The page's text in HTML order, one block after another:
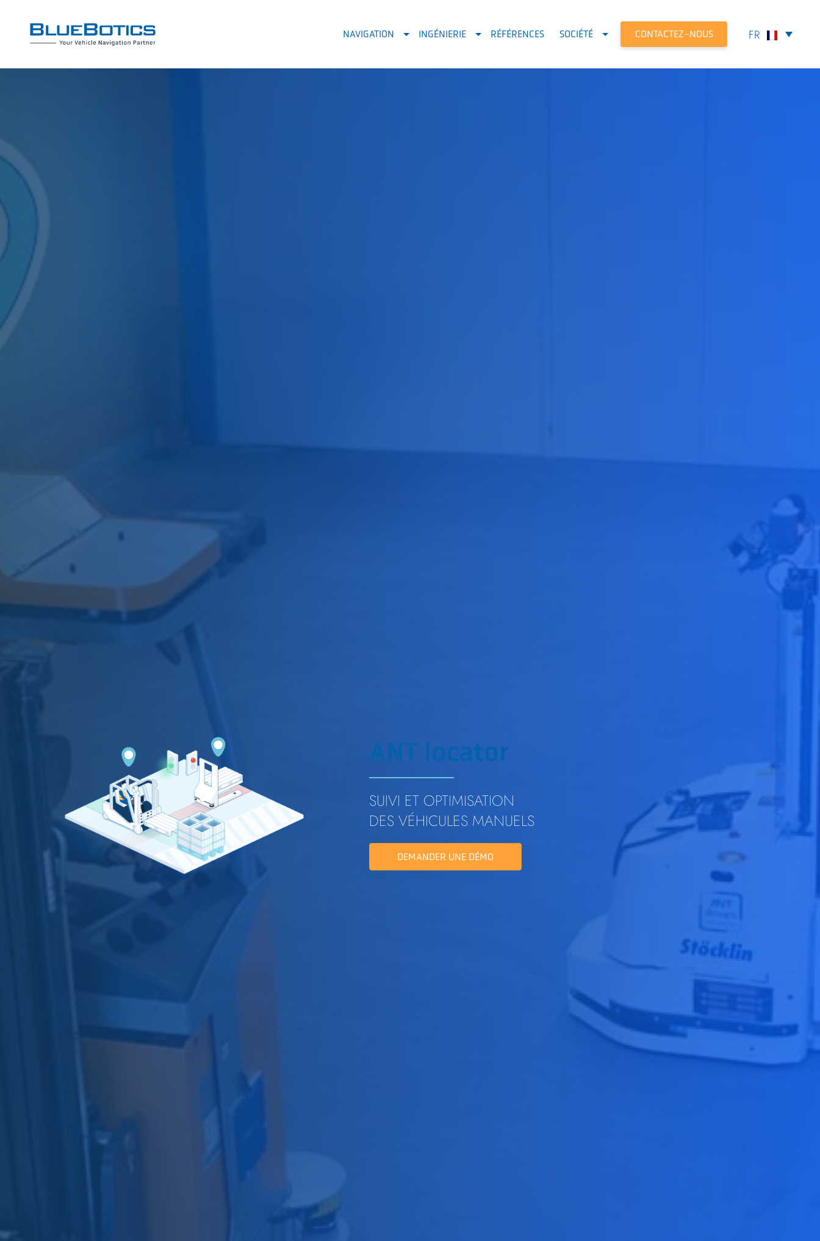
NAVIGATION INGÉNIERIE RÉFÉRENCES SOCIÉTÉ CONTACTEZ-NOUS
ANT locator
SUIVI ET OPTIMISATION
DES VÉHICULES MANUELS
DEMANDER UNE DÉMO